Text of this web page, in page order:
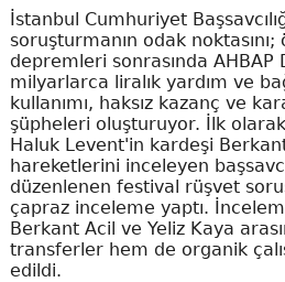
İstanbul Cumhuriyet
soruşturmanın odak
depremleri sonrasında AHBAP
milyarlarca liralık yardım ve
kullanımı, haksız kazanç ve
şüpheleri oluşturuyor. İlk
Haluk Levent'in kardeşi
hareketlerini inceleyen
düzenlenen festival rüşvet
çapraz inceleme yaptı.
Berkant Acil ve Yeliz Kaya
transferler hem de organik
edildi.